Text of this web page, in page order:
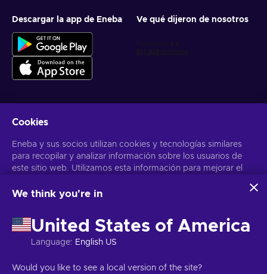
Descargar la app de Eneba Ve qué dijeron de nosotros
Obtén ofertas personalizadas de videojuegos
Suscribirse
Puedes darte de baja en cualquier momento. Visita el apartadoAviso
Copyright © 2026 Eneba. Todos los derechos reservados.
Cookies
Eneba y sus socios utilizan cookies y tecnologías similares
para recopilar y analizar información sobre los usuarios de
este sitio web. Utilizamos esta información para mejorar el
personales también pueden emplearse para personalizar los
Al hacer clic en «Aceptar todo», das tu consentimiento para
que Eneba y sus socios utilicen estas tecnologías. Puedes
ajustar tu consentimiento haciendo clic en «Personalizar»
tus datos, consulta la Seguridad y Privacidad de Google
We think you're in
United States of America
Language: English US
Would you like to see a local version of the site?